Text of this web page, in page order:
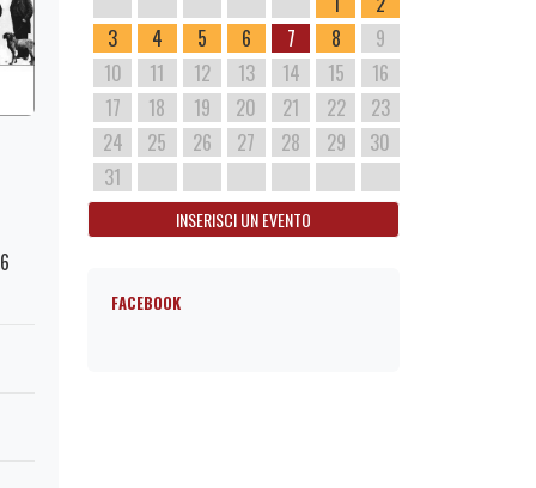
3
4 5 6 7 8
9
10
11 12 13 14 15
16
17
18 19 20 21 22
23
24
25 26 27 28 29
30
31
INSERISCI UN EVENTO
FACEBOOK